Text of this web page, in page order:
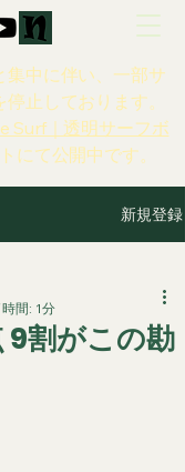
集中に伴い、一部サ
止しております。
Surf｜透明サーフボ
にて公開中です。
新規登録
9割がこの勘
間: 1分
評価されています。